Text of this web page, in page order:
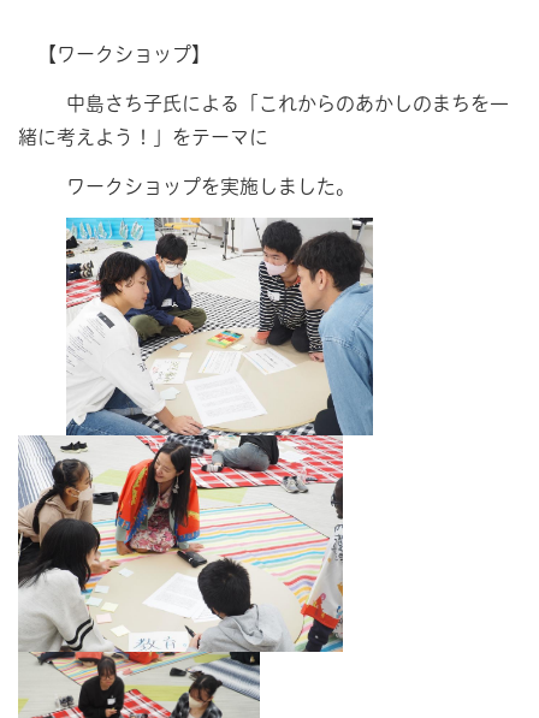
【ワークショップ】
中島さち子氏による「これからのあかしのまちを一
緒に考えよう！」をテーマに
ワークショップを実施しました。